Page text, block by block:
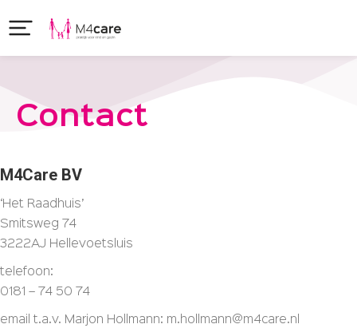
Contact
M4Care BV
‘Het Raadhuis’
Smitsweg 74
3222AJ Hellevoetsluis
telefoon:
0181 – 74 50 74
email t.a.v. Marjon Hollmann: m.hollmann@m4care.nl